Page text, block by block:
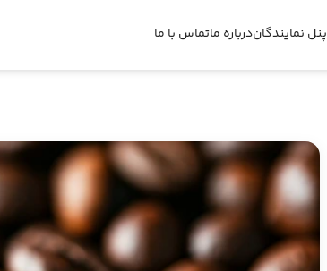
پنل نمایندگاندرباره ماتماس با ما